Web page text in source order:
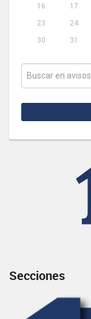
16
17
23
24
30
31
Secciones